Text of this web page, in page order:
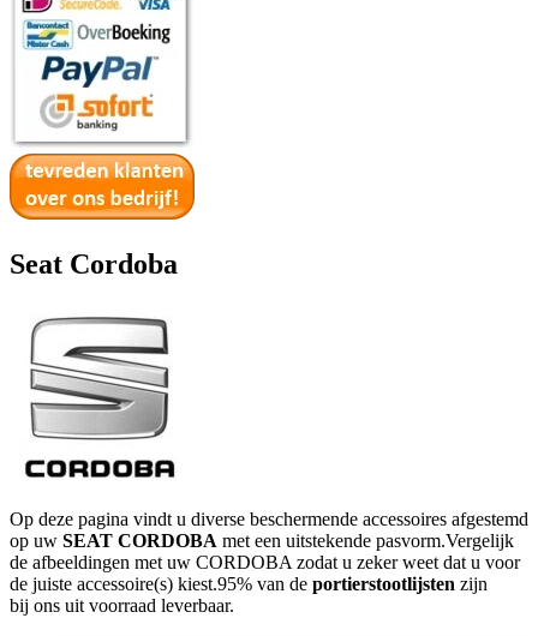
Seat Cordoba
Op deze pagina vindt u diverse beschermende accessoires afgestemd
op uw SEAT CORDOBA met een uitstekende pasvorm.Vergelijk
de afbeeldingen met uw CORDOBA zodat u zeker weet dat u voor
de juiste accessoire(s) kiest.95% van de portierstootlijsten zijn
bij ons uit voorraad leverbaar.